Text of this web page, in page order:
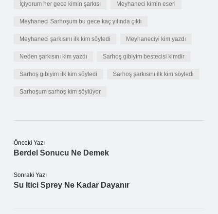
İçiyorum her gece kimin şarkısı Meyhaneci kimin eseri
Meyhaneci Sarhoşum bu gece kaç yılında çıktı
Meyhaneci şarkısını ilk kim söyledi Meyhaneciyi kim yazdı
Neden şarkısını kim yazdı Sarhoş gibiyim bestecisi kimdir
Sarhoş gibiyim ilk kim söyledi Sarhoş şarkısını ilk kim söyledi
Sarhoşum sarhoş kim söylüyor
Önceki Yazı
Berdel Sonucu Ne Demek
Sonraki Yazı
Su Itici Sprey Ne Kadar Dayanır